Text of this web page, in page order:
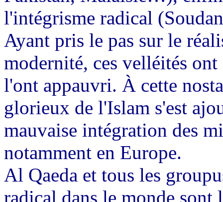
l'intégrisme radical
Ayant pris le pas sur le
modernité, ces velléités
l'ont appauvri. À cette
glorieux de l'Islam s'est
mauvaise intégration des
notamment en Europe.
Al Qaeda et tous les
radical dans le monde